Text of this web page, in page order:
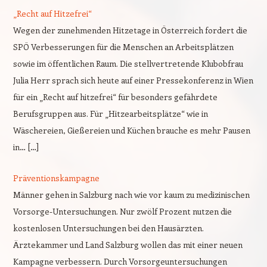
„Recht auf Hitzefrei“
Wegen der zunehmenden Hitzetage in Österreich fordert die
SPÖ Verbesserungen für die Menschen an Arbeitsplätzen
sowie im öffentlichen Raum. Die stellvertretende Klubobfrau
Julia Herr sprach sich heute auf einer Pressekonferenz in Wien
für ein „Recht auf hitzefrei“ für besonders gefährdete
Berufsgruppen aus. Für „Hitzearbeitsplätze“ wie in
Wäschereien, Gießereien und Küchen brauche es mehr Pausen
in… […]
Präventionskampagne
Männer gehen in Salzburg nach wie vor kaum zu medizinischen
Vorsorge-Untersuchungen. Nur zwölf Prozent nutzen die
kostenlosen Untersuchungen bei den Hausärzten.
Ärztekammer und Land Salzburg wollen das mit einer neuen
Kampagne verbessern. Durch Vorsorgeuntersuchungen